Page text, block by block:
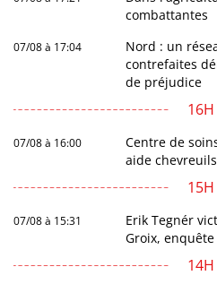
combattantes
07/08 à 17:04
Nord : un
contrefaites
de préjudice
16H
07/08 à 16:00
Centre de
aide
15H
07/08 à 15:31
Erik Tegnér
Groix,
14H